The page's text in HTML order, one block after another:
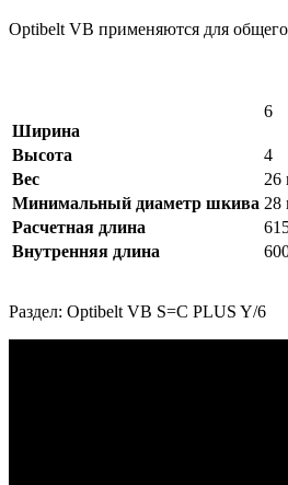
Оptibelt VB применяются для
Ширина
6
Высота
4
Вес
26
Минимальный диаметр шкива 28
Расчетная длина
Внутренняя длина
Раздел: Optibelt VB S=C PLUS Y/6